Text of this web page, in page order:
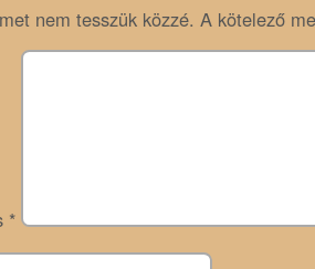
nem tesszük közzé. A kötelező
*